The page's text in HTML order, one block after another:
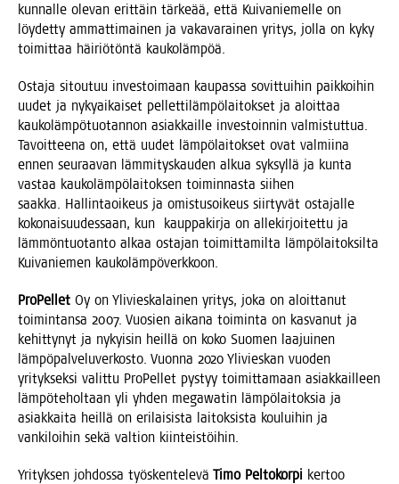
kun­nal­le ole­van erit­täin tär­ke­ää, että Kui­va­nie­mel­le on
löy­det­ty ammat­ti­mai­nen ja vaka­va­rai­nen yri­tys, jol­la on kyky
toi­mit­taa häi­riö­tön­tä kaukolämpöä.
Osta­ja sitou­tuu inves­toi­maan kau­pas­sa sovit­tui­hin paik­koi­hin
uudet ja nyky­ai­kai­set pel­let­ti­läm­pö­lai­tok­set ja aloit­taa
kau­ko­läm­pö­tuo­tan­non asiak­kail­le inves­toin­nin val­mis­tut­tua.
Tavoit­tee­na on, että uudet läm­pö­lai­tok­set ovat val­mii­na
ennen seu­raa­van läm­mi­tys­kau­den alkua syk­syl­lä ja kun­ta
vas­taa kau­ko­läm­pö­lai­tok­sen toi­min­nas­ta sii­hen
saak­ka. Hal­lin­ta­oi­keus ja omis­tusoi­keus siir­ty­vät osta­jal­le
koko­nai­suu­des­saan, kun kaup­pa­kir­ja on alle­kir­joi­tet­tu ja
läm­mön­tuo­tan­to alkaa osta­jan toi­mit­ta­mil­ta läm­pö­lai­tok­sil­ta
Kui­va­nie­men kaukolämpöverkkoon.
Pro­Pel­let Oy on Yli­vies­ka­lai­nen yri­tys, joka on aloit­ta­nut
toi­min­tan­sa 2007. Vuo­sien aika­na toi­min­ta on kas­va­nut ja
kehit­ty­nyt ja nykyi­sin heil­lä on koko Suo­men laa­jui­nen
läm­pö­pal­ve­lu­ver­kos­to. Vuon­na 2020 Yli­vies­kan vuo­den
yri­tyk­sek­si valit­tu Pro­Pel­let pys­tyy toi­mit­ta­maan asiak­kail­leen
läm­pö­te­hol­taan yli yhden megawa­tin läm­pö­lai­tok­sia ja
asiak­kai­ta heil­lä on eri­lai­sis­ta lai­tok­sis­ta kou­lui­hin ja
van­ki­loi­hin sekä val­tion kiinteistöihin.
Yri­tyk­sen joh­dos­sa työs­ken­te­le­vä Timo Pel­to­kor­pi ker­too